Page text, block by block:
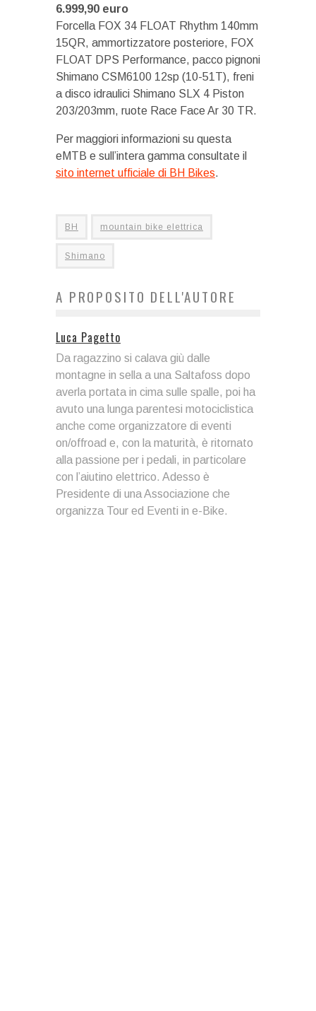
6.999,90 euro
Forcella FOX 34 FLOAT Rhythm 140mm
15QR, ammortizzatore posteriore, FOX
FLOAT DPS Performance, pacco pignoni
Shimano CSM6100 12sp (10-51T), freni
a disco idraulici Shimano SLX 4 Piston
203/203mm, ruote Race Face Ar 30 TR.
Per maggiori informazioni su questa
eMTB e sull’intera gamma consultate il
sito internet ufficiale di BH Bikes.
BH mountain bike elettrica
Shimano
A PROPOSITO DELL'AUTORE
Luca Pagetto
Da ragazzino si calava giù dalle
montagne in sella a una Saltafoss dopo
averla portata in cima sulle spalle, poi ha
avuto una lunga parentesi motociclistica
anche come organizzatore di eventi
on/offroad e, con la maturità, è ritornato
alla passione per i pedali, in particolare
con l’aiutino elettrico. Adesso è
Presidente di una Associazione che
organizza Tour ed Eventi in e-Bike.